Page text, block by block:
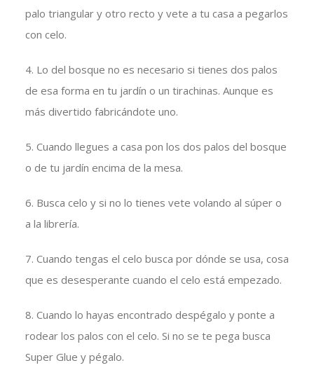
palo triangular y otro recto y vete a tu casa a pegarlos
con celo.
4. Lo del bosque no es necesario si tienes dos palos
de esa forma en tu jardín o un tirachinas. Aunque es
más divertido fabricándote uno.
5. Cuando llegues a casa pon los dos palos del bosque
o de tu jardín encima de la mesa.
6. Busca celo y si no lo tienes vete volando al súper o
a la librería.
7. Cuando tengas el celo busca por dónde se usa, cosa
que es desesperante cuando el celo está empezado.
8. Cuando lo hayas encontrado despégalo y ponte a
rodear los palos con el celo. Si no se te pega busca
Super Glue y pégalo.